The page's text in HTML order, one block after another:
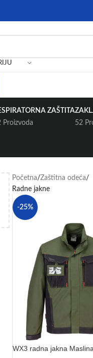
ZAŠTITA
Proizvoda
52
Početna Zaštitna odeća
Radne jakne
-25%
WX3 radna jakna